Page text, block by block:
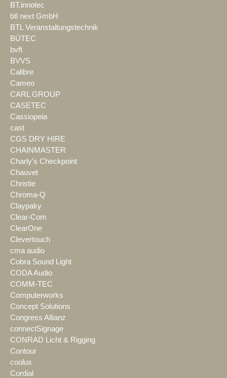
BT.innotec
btl next GmbH
BTL Veranstaltungstechnik
BÜTEC
bvft
BVVS
Calibre
Cameo
CARL GROUP
CASETEC
Cassiopeia
cast
CGS DRY HIRE
CHAINMASTER
Charly's Checkpoint
Chauvet
Christie
Chroma-Q
Claypaky
Clear-Com
ClearOne
Clevertouch
cma audio
Cobra Sound Light
CODA Audio
COMM-TEC
Computerworks
Concept Solutions
Congress Allianz
connectSignage
CONRAD Licht & Rigging
Contour
coolux
Cordial